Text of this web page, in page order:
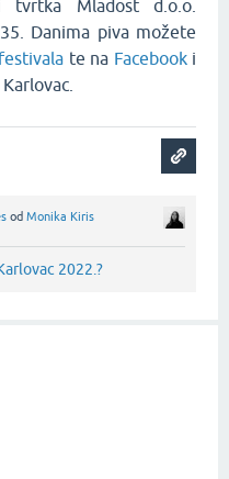
tvrtka Mladost d.o.o.
Danima piva možete
te na Facebooki
od Monika Kiris
2022.?